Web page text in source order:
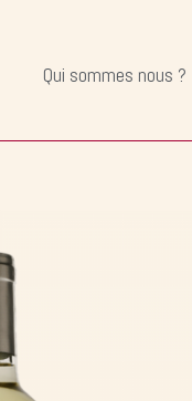
Qui sommes nous ?